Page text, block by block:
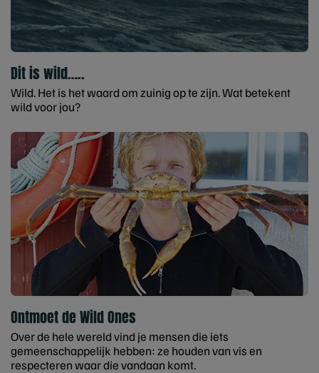
Dit is wild…..
Wild. Het is het waard om zuinig op te zijn. Wat betekent
wild voor jou?
Ontmoet de Wild Ones
Over de hele wereld vind je mensen die iets
gemeenschappelijk hebben: ze houden van vis en
respecteren waar die vandaan komt.